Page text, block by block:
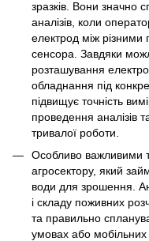
зразків. Вони значно
аналізів, коли
електрод між
сенсора. Завдяки
розташування
обладнання під
підвищує точність
проведення аналізів
тривалої роботи.
Особливо важливими
агросектору, який
води для зрошення.
і складу поживних
та правильно
умовах або мобільних